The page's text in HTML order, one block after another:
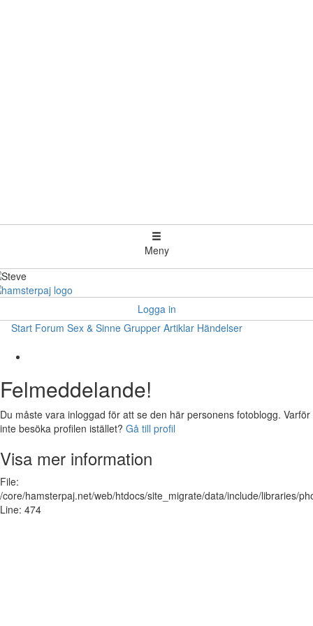
Meny
Logga in
Start Forum Sex & Sinne Grupper Artiklar Händelser
Felmeddelande!
Du måste vara inloggad för att se den här personens fotoblogg. Varför
inte besöka profilen istället? Gå till profil
Visa mer information
File:
/core/hamsterpaj.net/web/htdocs/site_migrate/data/include/libraries/
Line: 474